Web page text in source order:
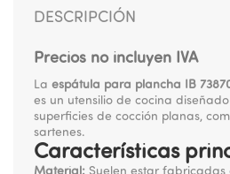
DESCRIPCIÓN
Precios no incluyen IVA
La espátula para plancha IB
es un utensilio de cocina
superficies de cocción planas,
sartenes.
Características